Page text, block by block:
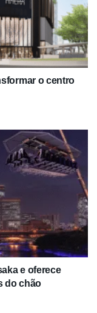
o centro
e oferece
do chão